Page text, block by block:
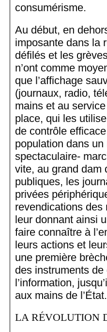
consumérisme.
Au début, en
imposante dans la
défilés et les
n’ont comme
que l’affichage
(journaux, radio,
mains et au
place, qui les
de contrôle
population dans un
spectaculaire-
vite, au grand dam
publiques, les
privées
revendications des
leur donnant ainsi
faire connaître à
leurs actions et
une première
des instruments
l’information,
aux mains de l’État.
LA RÉVOLUTION